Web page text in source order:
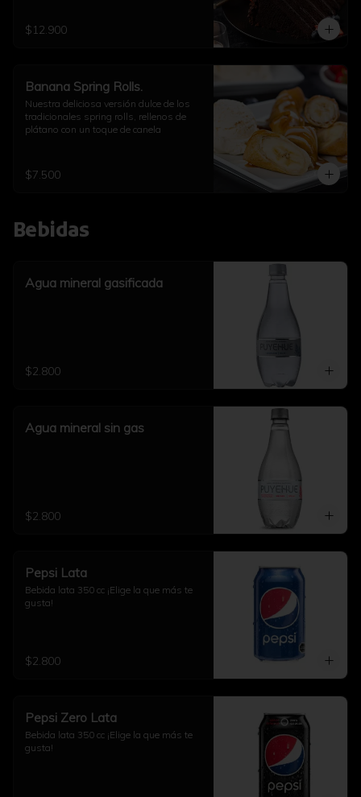
$12.900
Banana Spring Rolls.
Nuestra deliciosa versión dulce de los
tradicionales spring rolls, rellenos de
plátano con un toque de canela
$7.500
Bebidas
Agua mineral gasificada
$2.800
Agua mineral sin gas
$2.800
Pepsi Lata
Bebida lata 350 cc ¡Elige la que más te
gusta!
$2.800
Pepsi Zero Lata
Bebida lata 350 cc ¡Elige la que más te
gusta!